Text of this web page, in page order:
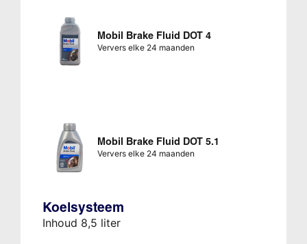
Mobil Brake Fluid DOT 4
Ververs elke 24 maanden
Mobil Brake Fluid DOT 5.1
Ververs elke 24 maanden
Koelsysteem
Inhoud 8,5 liter